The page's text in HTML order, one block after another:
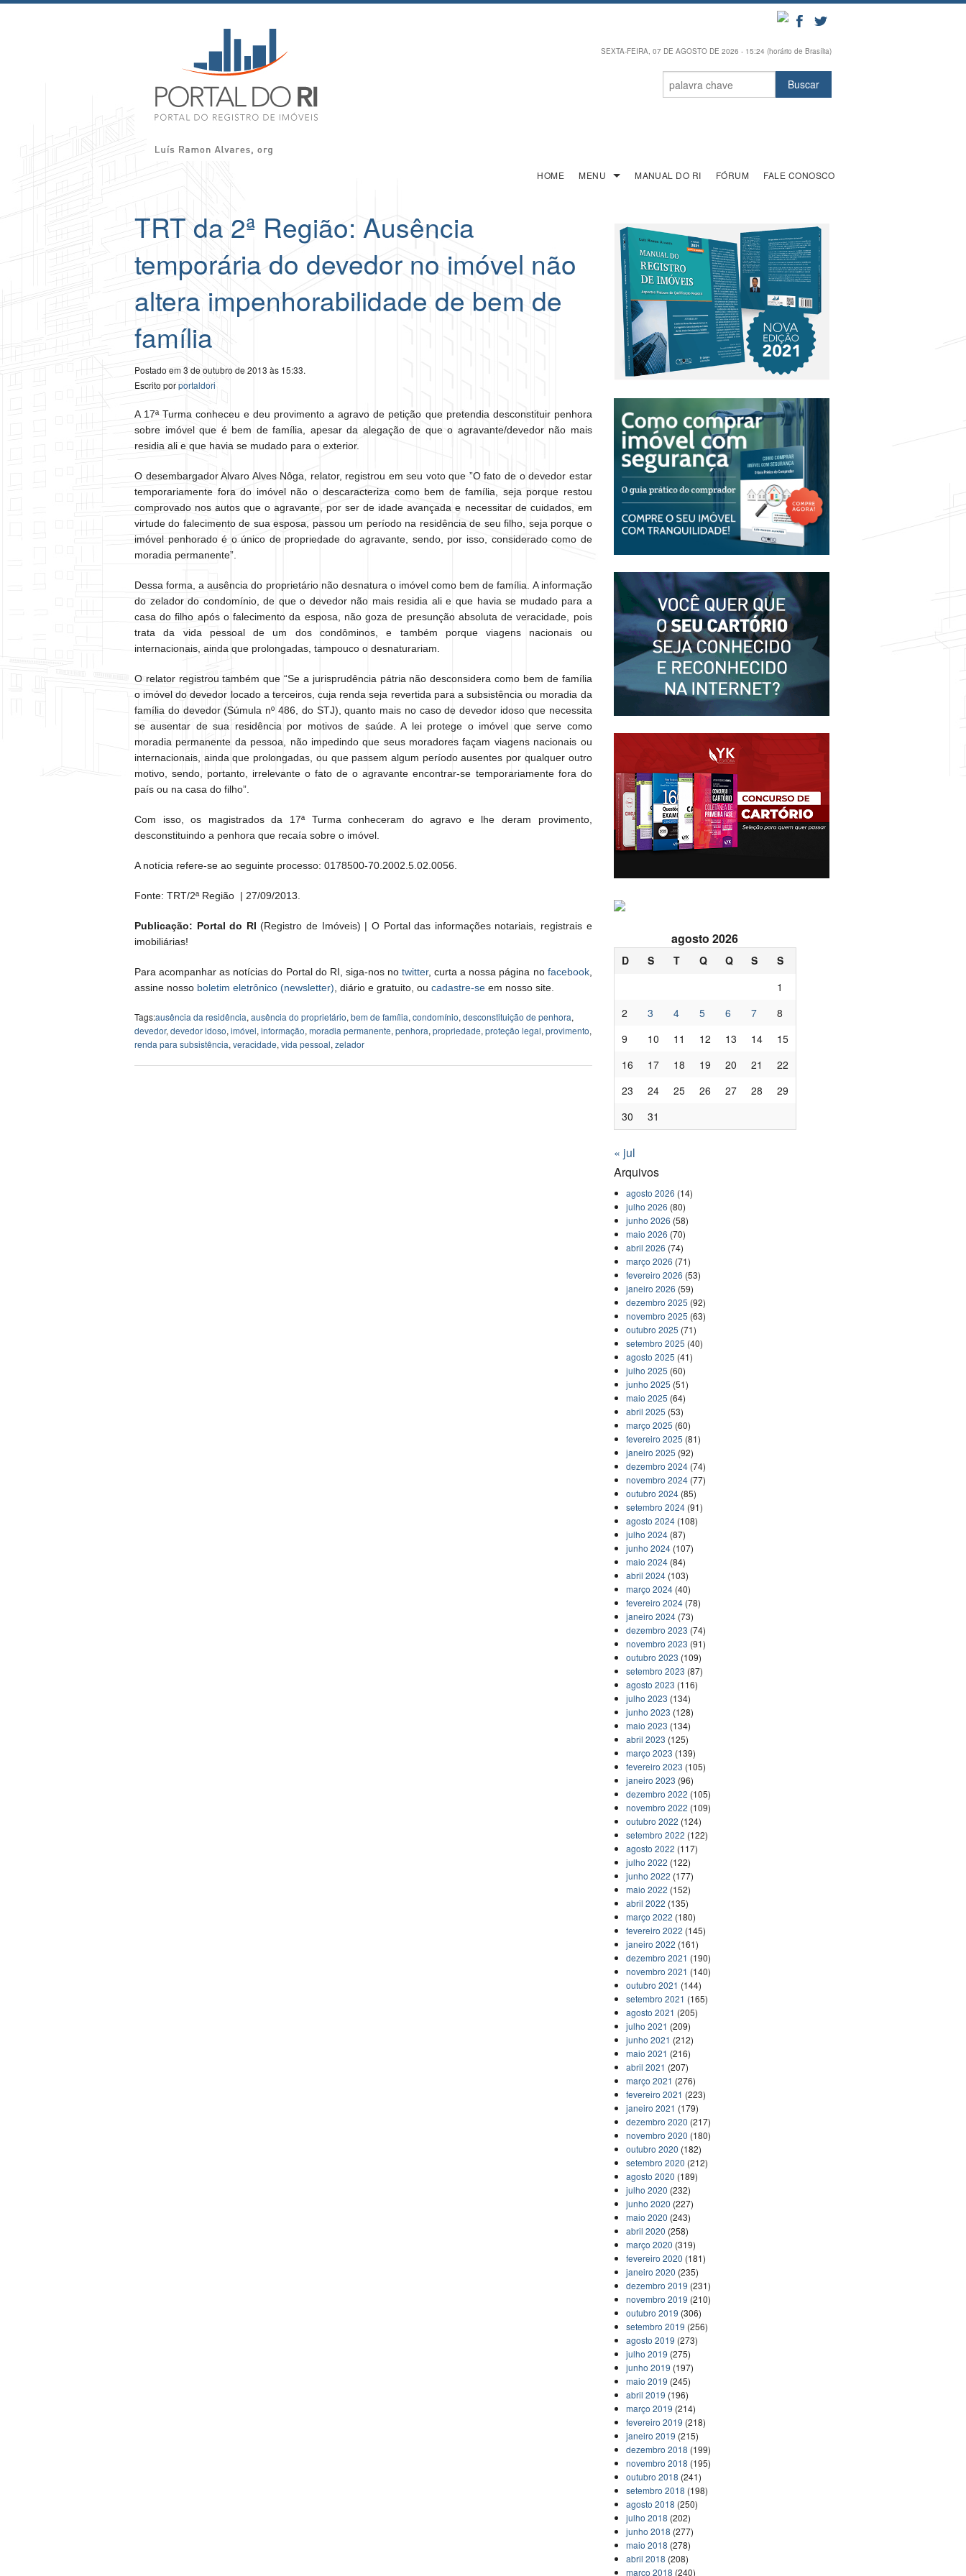
SEXTA-FEIRA, 07 DE AGOSTO DE 2026 - 15:24 (horário de Brasília)
HOME MENU MANUAL DO RI FÓRUM FALE CONOSCO
TRT da 2ª Região: Ausência
temporária do devedor no imóvel não
altera impenhorabilidade de bem de
família
Postado em 3 de outubro de 2013 às 15:33.
Escrito porportaldori
A 17ª Turma conheceu e deu provimento a agravo de petição que pretendia desconstituir penhora
sobre imóvel que é bem de família, apesar da alegação de que o agravante/devedor não mais
residia ali e que havia se mudado para o exterior.
O desembargador Alvaro Alves Nôga, relator, registrou em seu voto que ”O fato de o devedor estar
temporariamente fora do imóvel não o descaracteriza como bem de família, seja porque restou
comprovado nos autos que o agravante, por ser de idade avançada e necessitar de cuidados, em
virtude do falecimento de sua esposa, passou um período na residência de seu filho, seja porque o
imóvel penhorado é o único de propriedade do agravante, sendo, por isso, considerado como de
moradia permanente”.
Dessa forma, a ausência do proprietário não desnatura o imóvel como bem de família. A informação
do zelador do condomínio, de que o devedor não mais residia ali e que havia se mudado para a
casa do filho após o falecimento da esposa, não goza de presunção absoluta de veracidade, pois
trata da vida pessoal de um dos condôminos, e também porque viagens nacionais ou
internacionais, ainda que prolongadas, tampouco o desnaturariam.
O relator registrou também que “Se a jurisprudência pátria não desconsidera como bem de família
o imóvel do devedor locado a terceiros, cuja renda seja revertida para a subsistência ou moradia da
família do devedor (Súmula nº 486, do STJ), quanto mais no caso de devedor idoso que necessita
se ausentar de sua residência por motivos de saúde. A lei protege o imóvel que serve como
moradia permanente da pessoa, não impedindo que seus moradores façam viagens nacionais ou
internacionais, ainda que prolongadas, ou que passem algum período ausentes por qualquer outro
motivo, sendo, portanto, irrelevante o fato de o agravante encontrar-se temporariamente fora do
país ou na casa do filho”.
Com isso, os magistrados da 17ª Turma conheceram do agravo e lhe deram provimento,
desconstituindo a penhora que recaía sobre o imóvel.
A notícia refere-se ao seguinte processo: 0178500-70.2002.5.02.0056.
Fonte: TRT/2ª Região | 27/09/2013.
Publicação: Portal do RI (Registro de Imóveis) | O Portal das informações notariais, registrais e
imobiliárias!
Para acompanhar as notícias do Portal do RI, siga-nos notwitter, curta a nossa página no facebook,
assine nosso boletim eletrônico (newsletter) , diário e gratuito, ou cadastre-se em nosso site.
Tags:ausência da residência, ausência do proprietário, bem de família, condomínio, desconstituição de penhora,
devedor, devedor idoso, imóvel, informação, moradia permanente, penhora, propriedade, proteção legal, provimento,
renda para subsistência, veracidade, vida pessoal, zelador
agosto 2026
D S T Q Q S
S
1
2
3 4 5 6 7
8
9
10 11 12 13 14
15
16
17 18 19 20 21
22
23
24 25 26 27 28
29
30
31
« jul
Arquivos
agosto 2026 (14)
julho 2026 (80)
junho 2026 (58)
maio 2026 (70)
abril 2026 (74)
março 2026 (71)
fevereiro 2026 (53)
janeiro 2026 (59)
dezembro 2025 (92)
novembro 2025 (63)
outubro 2025 (71)
setembro 2025 (40)
agosto 2025 (41)
julho 2025 (60)
junho 2025 (51)
maio 2025 (64)
abril 2025 (53)
março 2025 (60)
fevereiro 2025 (81)
janeiro 2025 (92)
dezembro 2024 (74)
novembro 2024 (77)
outubro 2024 (85)
setembro 2024 (91)
agosto 2024 (108)
julho 2024 (87)
junho 2024 (107)
maio 2024 (84)
abril 2024 (103)
março 2024 (40)
fevereiro 2024 (78)
janeiro 2024 (73)
dezembro 2023 (74)
novembro 2023 (91)
outubro 2023 (109)
setembro 2023 (87)
agosto 2023 (116)
julho 2023 (134)
junho 2023 (128)
maio 2023 (134)
abril 2023 (125)
março 2023 (139)
fevereiro 2023 (105)
janeiro 2023 (96)
dezembro 2022 (105)
novembro 2022 (109)
outubro 2022 (124)
setembro 2022 (122)
agosto 2022 (117)
julho 2022 (122)
junho 2022 (177)
maio 2022 (152)
abril 2022 (135)
março 2022 (180)
fevereiro 2022 (145)
janeiro 2022 (161)
dezembro 2021 (190)
novembro 2021 (140)
outubro 2021 (144)
setembro 2021 (165)
agosto 2021 (205)
julho 2021 (209)
junho 2021 (212)
maio 2021 (216)
abril 2021 (207)
março 2021 (276)
fevereiro 2021 (223)
janeiro 2021 (179)
dezembro 2020 (217)
novembro 2020 (180)
outubro 2020 (182)
setembro 2020 (212)
agosto 2020 (189)
julho 2020 (232)
junho 2020 (227)
maio 2020 (243)
abril 2020 (258)
março 2020 (319)
fevereiro 2020 (181)
janeiro 2020 (235)
dezembro 2019 (231)
novembro 2019 (210)
outubro 2019 (306)
setembro 2019 (256)
agosto 2019 (273)
julho 2019 (275)
junho 2019 (197)
maio 2019 (245)
abril 2019 (196)
março 2019 (214)
fevereiro 2019 (218)
janeiro 2019 (215)
dezembro 2018 (199)
novembro 2018 (195)
outubro 2018 (241)
setembro 2018 (198)
agosto 2018 (250)
julho 2018 (202)
junho 2018 (277)
maio 2018 (278)
abril 2018 (208)
março 2018 (240)